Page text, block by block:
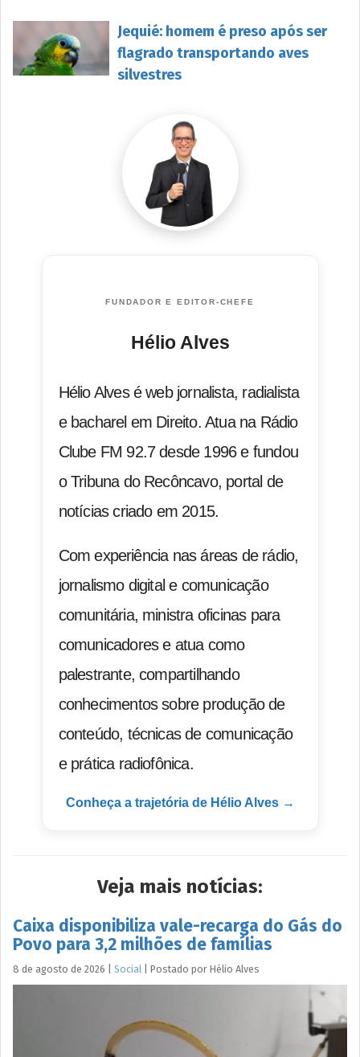
Jequié: homem é preso após ser
flagrado transportando aves
silvestres
FUNDADOR E EDITOR-CHEFE
Hélio Alves
Hélio Alves é web jornalista, radialista
e bacharel em Direito. Atua na Rádio
Clube FM 92.7 desde 1996 e fundou
o Tribuna do Recôncavo, portal de
notícias criado em 2015.
Com experiência nas áreas de rádio,
jornalismo digital e comunicação
comunitária, ministra oficinas para
comunicadores e atua como
palestrante, compartilhando
conhecimentos sobre produção de
conteúdo, técnicas de comunicação
e prática radiofônica.
Conheça a trajetória de Hélio Alves →
Veja mais notícias:
Caixa disponibiliza vale-recarga do Gás do
Povo para 3,2 milhões de famílias
8 de agosto de 2026 Social Postado por Hélio Alves